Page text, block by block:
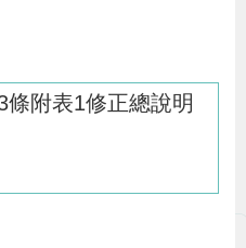
附表1修正總說明